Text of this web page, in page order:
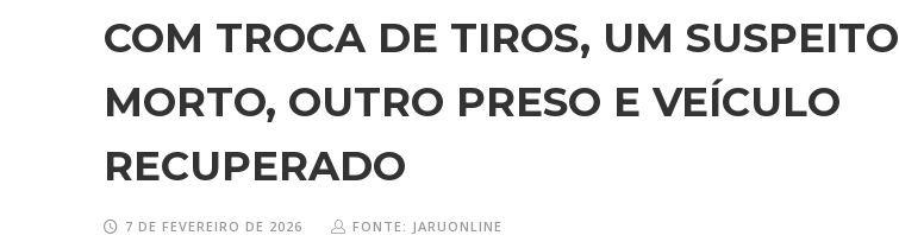
COM TROCA DE TIROS, UM SUSPEITO
MORTO, OUTRO PRESO E VEÍCULO
RECUPERADO
7 DE FEVEREIRO DE 2026 FONTE: JARUONLINE